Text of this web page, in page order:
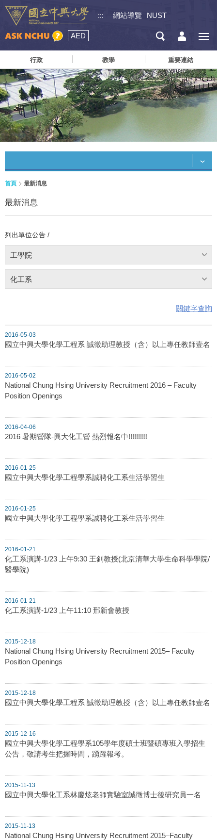
::: 網站導覽 NUST
AED
行政 教學 重要連結
首頁 最新消息
最新消息
列出單位公告 /
工學院
化工系
關鍵字查詢
2016-05-03
國立中興大學化學工程系 誠徵助理教授（含）以上專任教師壹名
2016-05-02
National Chung Hsing University Recruitment 2016 – Faculty
Position Openings
2016-04-06
2016 暑期營隊-興大化工營 熱烈報名中!!!!!!!!!!
2016-01-25
國立中興大學化學工程學系誠聘化工系生活學習生
2016-01-25
國立中興大學化學工程學系誠聘化工系生活學習生
2016-01-21
化工系演講-1/23 上午9:30 王釗教授(北京清華大學生命科學學院/
醫學院)
2016-01-21
化工系演講-1/23 上午11:10 邢新會教授
2015-12-18
National Chung Hsing University Recruitment 2015– Faculty
Position Openings
2015-12-18
國立中興大學化學工程系 誠徵助理教授（含）以上專任教師壹名
2015-12-16
國立中興大學化學工程學系105學年度碩士班暨碩專班入學招生
公告，敬請考生把握時間，踴躍報考。
2015-11-13
國立中興大學化工系林慶炫老師實驗室誠徵博士後研究員一名
2015-11-13
National Chung Hsing University Recruitment 2015–Faculty